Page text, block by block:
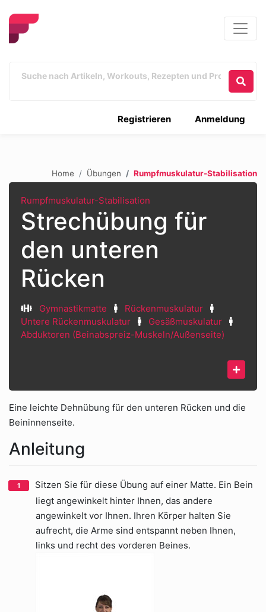
Anmeldung
Registrieren
Home Übungen Rumpfmuskulatur-Stabilisation
Rumpfmuskulatur-Stabilisation
Strechübung für
den unteren
Rücken
Gymnastikmatte
Rückenmuskulatur
Untere Rückenmuskulatur
Gesäßmuskulatur
Abduktoren (Beinabspreiz-Muskeln/Außenseite)
Eine leichte Dehnübung für den unteren Rücken und die
Beininnenseite.
Anleitung
Sitzen Sie für diese Übung auf einer Matte. Ein Bein
liegt angewinkelt hinter Ihnen, das andere
angewinkelt vor Ihnen. Ihren Körper halten Sie
aufrecht, die Arme sind entspannt neben Ihnen,
links und recht des vorderen Beines.